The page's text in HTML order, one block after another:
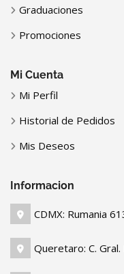
Graduaciones
Promociones
Mi Cuenta
Mi Perfil
Historial de Pedidos
Mis Deseos
Informacion
CDMX: Rumania
Queretaro: C.